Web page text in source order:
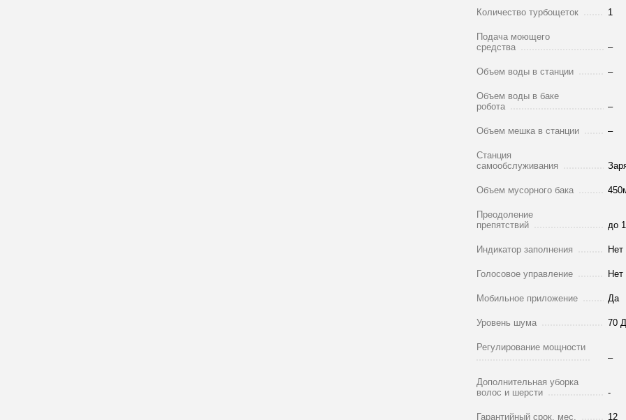
Количество турбощеток 1
Подача моющего
средства
–
Объем воды в станции –
Объем воды в баке
робота
–
Объем мешка в станции –
Станция
самообслуживания
Объем мусорного бака
Преодоление
препятствий
до
Индикатор заполнения Нет
Голосовое управление Нет
Мобильное приложение Да
Уровень шума 70
Регулирование мощности
–
Дополнительная уборка
волос и шерсти
-
Гарантийный срок, мес. 12